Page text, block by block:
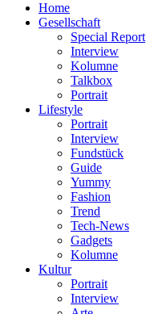
Home
Gesellschaft
Special Report
Interview
Kolumne
Talkbox
Portrait
Lifestyle
Portrait
Interview
Fundstück
Guide
Yummy
Fashion
Trend
Tech-News
Gadgets
Kolumne
Kultur
Portrait
Interview